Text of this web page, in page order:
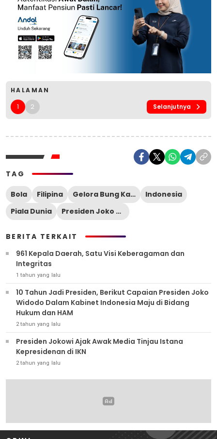
HALAMAN
1 2 Selanjutnya
TAG
Bola Filipina Gelora Bung Karno
Indonesia
Piala Dunia
Presiden Joko Widodo
BERITA TERKAIT
961 Kepala Daerah, Satu Visi Keberagaman dan
Integritas
1 tahun yang lalu
10 Tahun Jadi Presiden, Berikut Capaian Presiden Joko
Widodo Dalam Kabinet Indonesia Maju di Bidang
Hukum dan HAM
2 tahun yang lalu
Presiden Jokowi Ajak Awak Media Tinjau Istana
Kepresidenan di IKN
2 tahun yang lalu